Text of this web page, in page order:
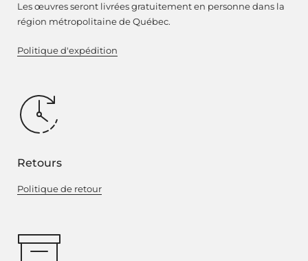
Les œuvres seront livrées gratuitement en personne dans la
région métropolitaine de Québec.
Politique d'expédition
Retours
Politique de retour